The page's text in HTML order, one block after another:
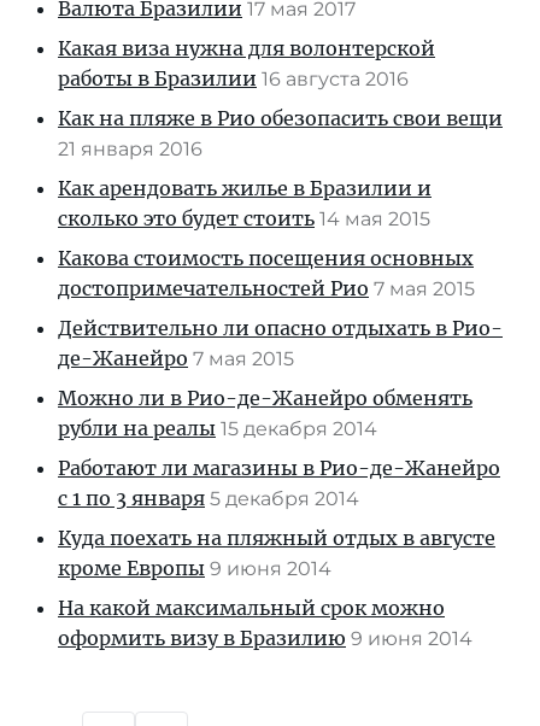
Валюта Бразилии 17 мая 2017
Какая виза нужна для волонтерской
работы в Бразилии 16 августа 2016
Как на пляже в Рио обезопасить свои вещи
21 января 2016
Как арендовать жилье в Бразилии и
сколько это будет стоить 14 мая 2015
Какова стоимость посещения основных
достопримечательностей Рио 7 мая 2015
Действительно ли опасно отдыхать в Рио-
де-Жанейро 7 мая 2015
Можно ли в Рио-де-Жанейро обменять
рубли на реалы 15 декабря 2014
Работают ли магазины в Рио-де-Жанейро
с 1 по 3 января 5 декабря 2014
Куда поехать на пляжный отдых в августе
кроме Европы 9 июня 2014
На какой максимальный срок можно
оформить визу в Бразилию 9 июня 2014